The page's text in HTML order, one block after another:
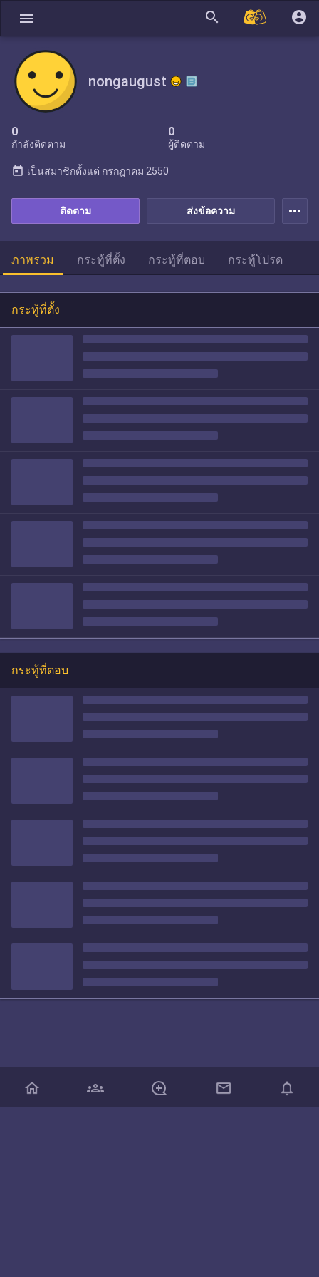
menu search account_circle
nongaugust
0
กำลังติดตาม
0
ผู้ติดตาม
ส่งข้อความ
ติดตาม
today เป็นสมาชิกตั้งแต่ กรกฎาคม 2550
more_horiz
ภาพรวม กระทู้ที่ตั้ง กระทู้ที่ตอบ กระทู้โปรด
กระทู้ที่ตั้ง
กระทู้ที่ตอบ